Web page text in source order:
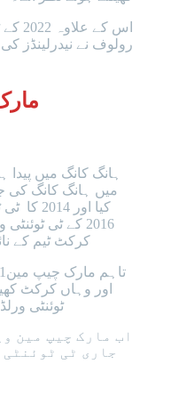
اس
رولوف نے نیدرلینڈز
میں ہانگ کانگ کی
کیا اور
2016 کے ٹی
کرکٹ ٹیم کے
ٹوئنٹی
اب مارک چیپ مین
جاری ٹی